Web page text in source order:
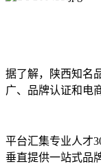
据了解，陕西知名
广、品牌认证和电
平台汇集专业人才
垂直提供一站式品